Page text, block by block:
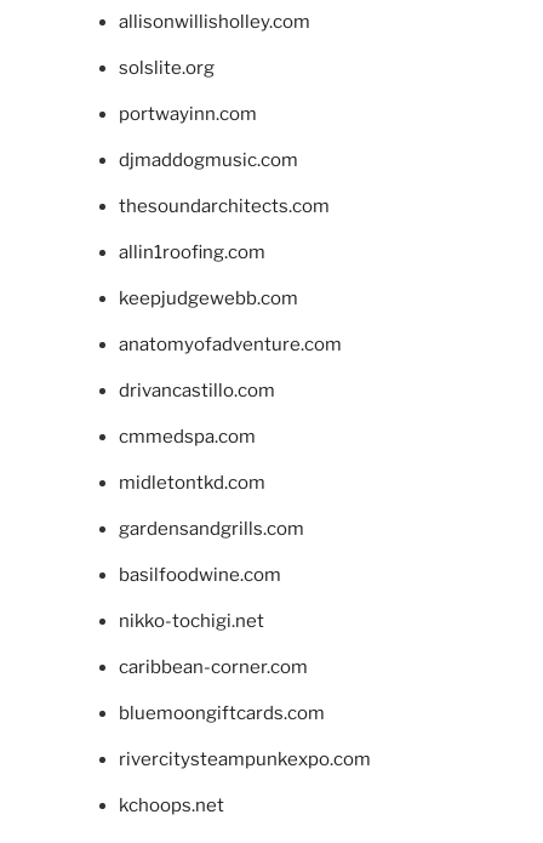
allisonwillisholley.com
solslite.org
portwayinn.com
djmaddogmusic.com
thesoundarchitects.com
allin1roofing.com
keepjudgewebb.com
anatomyofadventure.com
drivancastillo.com
cmmedspa.com
midletontkd.com
gardensandgrills.com
basilfoodwine.com
nikko-tochigi.net
caribbean-corner.com
bluemoongiftcards.com
rivercitysteampunkexpo.com
kchoops.net